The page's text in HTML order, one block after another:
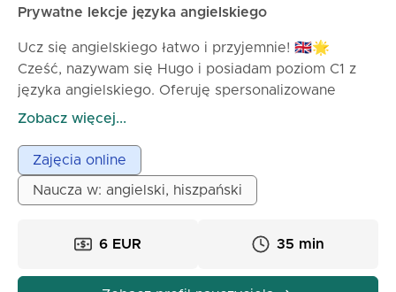
Prywatne lekcje języka angielskiego
Ucz się angielskiego łatwo i przyjemnie! 🇬🇧🌟
Cześć, nazywam się Hugo i posiadam poziom C1 z
języka angielskiego. Oferuję spersonalizowane
lekcje online dla: Poziomów początkujących i średnio
Dzieci, nastolatków lub dorosłych, którzy chcą
poprawić swoją konwersację, gramatykę i
słownictwo
certyfikatów
dynamiczne
Zobacz więcej...
Zajęcia online
Naucza w: angielski, hiszpański
6 EUR 35 min